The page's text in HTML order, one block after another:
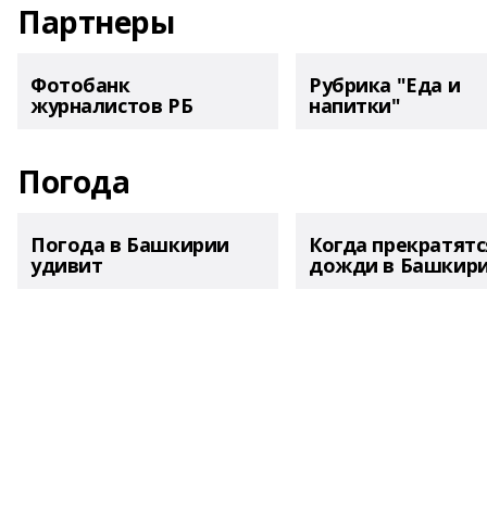
Партнеры
Фотобанк
журналистов РБ
Рубрика "Еда и
напитки"
Погода
Погода в Башкирии
удивит
Когда
дожди в